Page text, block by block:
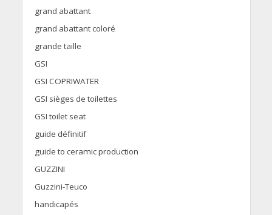
grand abattant
grand abattant coloré
grande taille
GSI
GSI COPRIWATER
GSI sièges de toilettes
GSI toilet seat
guide définitif
guide to ceramic production
GUZZINI
Guzzini-Teuco
handicapés